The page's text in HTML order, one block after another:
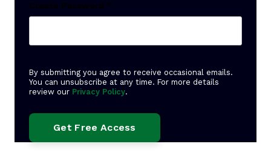
Create Password *
By submitting you agree to receive occasional emails.
You can unsubscribe at any time. For more details
review our Privacy Policy.